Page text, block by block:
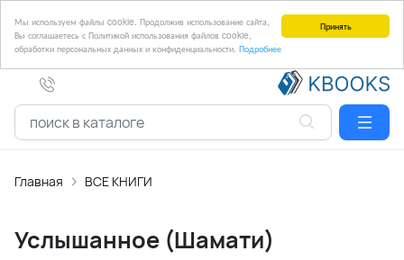
Принять
Мы используем файлы cookie. Продолжив использование сайта,
Вы соглашаетесь с Политикой использования файлов cookie,
обработки персональных данных и конфиденциальности. Подробнее
Главная ВСЕ КНИГИ
Услышанное (Шамати)